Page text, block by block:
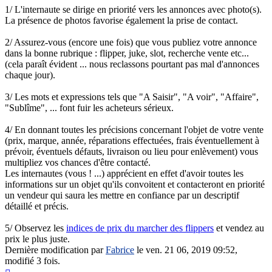
1/ L'internaute se dirige en priorité vers les annonces avec photo(s).
La présence de photos favorise également la prise de contact.
2/ Assurez-vous (encore une fois) que vous publiez votre annonce
dans la bonne rubrique : flipper, juke, slot, recherche vente etc...
(cela paraît évident ... nous reclassons pourtant pas mal d'annonces
chaque jour).
3/ Les mots et expressions tels que "A Saisir", "A voir", "Affaire",
"Sublîme", ... font fuir les acheteurs sérieux.
4/ En donnant toutes les précisions concernant l'objet de votre vente
(prix, marque, année, réparations effectuées, frais éventuellement à
prévoir, éventuels défauts, livraison ou lieu pour enlèvement) vous
multipliez vos chances d'être contacté.
Les internautes (vous ! ...) apprécient en effet d'avoir toutes les
informations sur un objet qu'ils convoitent et contacteront en priorité
un vendeur qui saura les mettre en confiance par un descriptif
détaillé et précis.
5/ Observez les indices de prix du marcher des flippers et vendez au
prix le plus juste.
Dernière modification parFabrice le ven. 21 06, 2019 09:52,
modifié 3 fois.